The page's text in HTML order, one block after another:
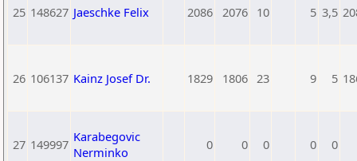
25 148627 Jaeschke Felix 2086 2076 10 5 3,5
26 106137 Kainz Josef Dr. 1829 1806 23 9 5
27 149997 Karabegovic
Nerminko
0 0 0 0 0